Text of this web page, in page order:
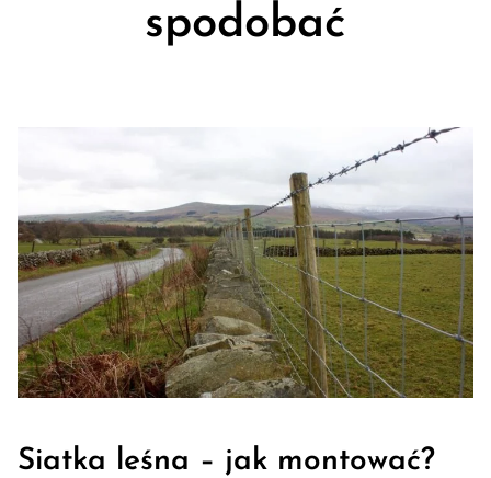
spodobać
Siatka leśna – jak montować?